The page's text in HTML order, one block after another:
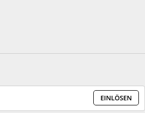
EINLÖSEN